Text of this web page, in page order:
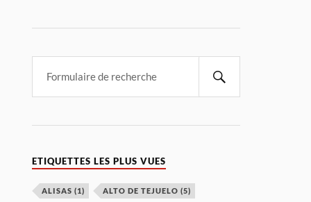
ETIQUETTES LES PLUS VUES
ALISAS (1) ALTO DE TEJUELO (5)